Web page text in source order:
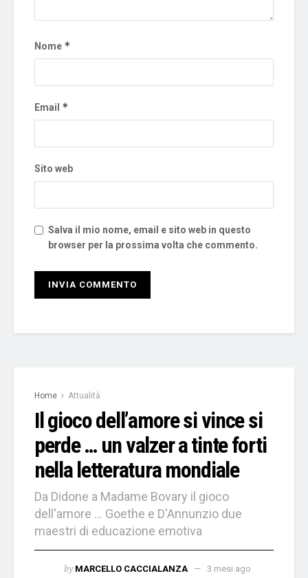
Nome *
Email *
Sito web
Salva il mio nome, email e sito web in questo
browser per la prossima volta che commento.
Home Attualità
Il gioco dell’amore si vince si
perde … un valzer a tinte forti
nella letteratura mondiale
Da Didone a Madame Bovary il gioco
dell'amore ... Goethe e D'Annunzio due
maestri di educazione emotiva
by MARCELLO CACCIALANZA 3 mesi ago